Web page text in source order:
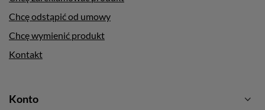
Chcę odstąpić od umowy
Chcę wymienić produkt
Kontakt
Konto